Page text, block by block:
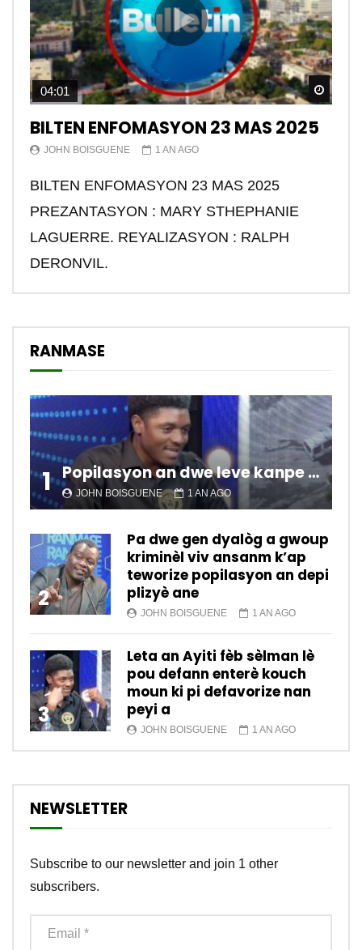
04:01
BILTEN ENFOMASYON 23 MAS 2025
JOHN BOISGUENE 1 AN AGO
BILTEN ENFOMASYON 23 MAS 2025
PREZANTASYON : MARY STHEPHANIE
LAGUERRE. REYALIZASYON : RALPH
DERONVIL.
RANMASE
1 Popilasyon an dwe leve kanpe pou chanje sitiyasyon kawotik l’ap viv nan peyi a.
JOHN BOISGUENE 1 AN AGO
2
Pa dwe gen dyalòg a gwoup
kriminèl viv ansanm k’ap
teworize popilasyon an depi
plizyè ane
JOHN BOISGUENE 1 AN AGO
3
Leta an Ayiti fèb sèlman lè
pou defann enterè kouch
moun ki pi defavorize nan
peyi a
JOHN BOISGUENE 1 AN AGO
NEWSLETTER
Subscribe to our newsletter and join 1 other
subscribers.